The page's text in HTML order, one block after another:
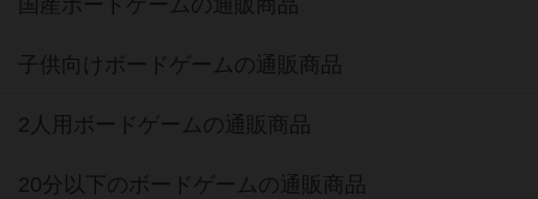
国産ボードゲームの通販商品
子供向けボードゲームの通販商品
2人用ボードゲームの通販商品
20分以下のボードゲームの通販商品